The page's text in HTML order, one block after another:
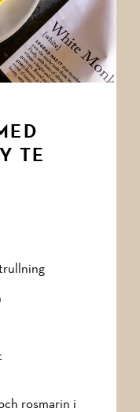
TE
rosmarin i